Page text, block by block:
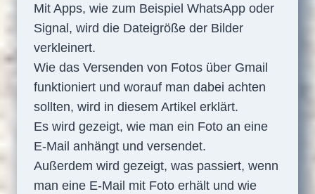
Mit Apps, wie zum Beispiel WhatsApp oder
Signal, wird die Dateigröße der Bilder
verkleinert.
Wie das Versenden von Fotos über Gmail
funktioniert und worauf man dabei achten
sollten, wird in diesem Artikel erklärt.
Es wird gezeigt, wie man ein Foto an eine
E-Mail anhängt und versendet.
Außerdem wird gezeigt, was passiert, wenn
man eine E-Mail mit Foto erhält und wie